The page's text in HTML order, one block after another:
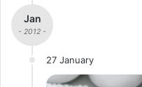
Jan
- 2012 -
27 January